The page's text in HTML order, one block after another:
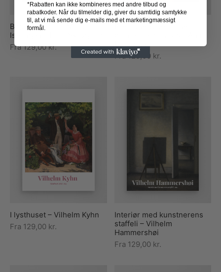
Bøgeskov i maj. Motiv fra
Iselingen – P. C. Skovgaard
Fra 129,00kr.
Petersen
Fra 129,00 kr.
I lysthuset – Vilhelm Kyhn
Fra 129,00 kr.
Interiør med kunstnerens
staffeli – Vilhelm
Hammershøi
Fra 129,00 kr.
*Rabatten kan ikke kombineres med andre tilbud og
rabatkoder. Når du tilmelder dig, giver du samtidig samtykke
til, at vi må sende dig e-mails med et marketingmæssigt
formål.